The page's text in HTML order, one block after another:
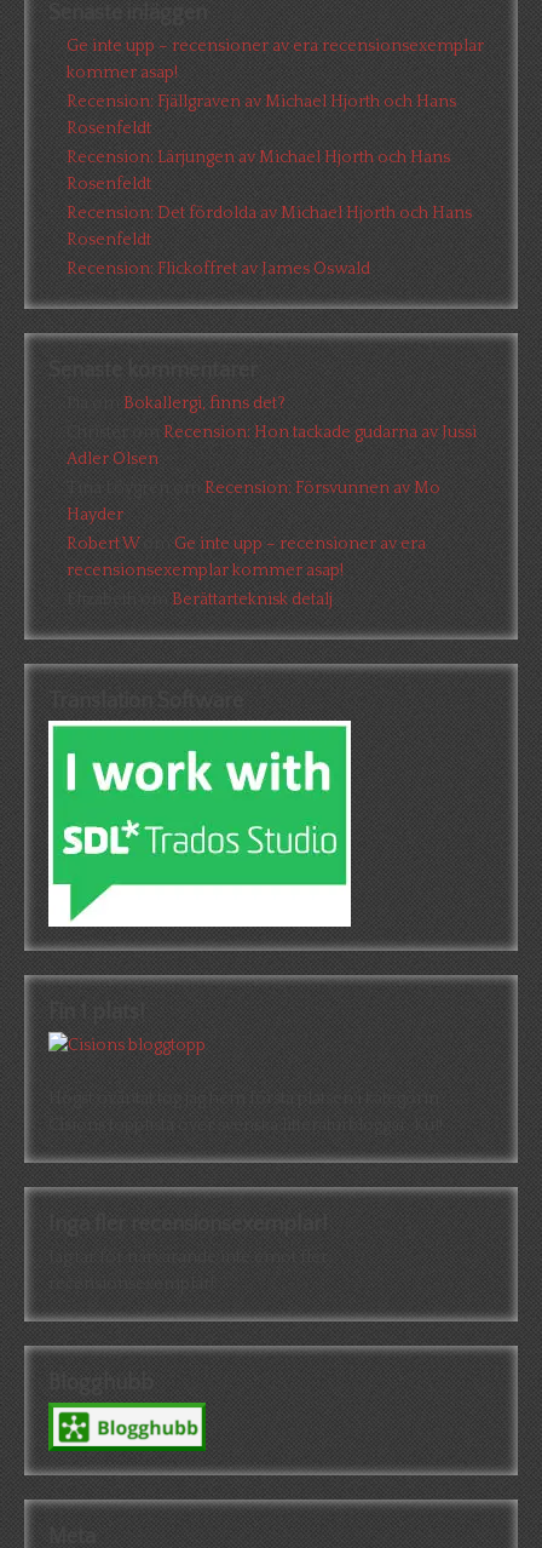
Senaste inläggen
Ge inte upp – recensioner av era recensionsexemplar
kommer asap!
Recension: Fjällgraven av Michael Hjorth och Hans
Rosenfeldt
Recension: Lärjungen av Michael Hjorth och Hans
Rosenfeldt
Recension: Det fördolda av Michael Hjorth och Hans
Rosenfeldt
Recension: Flickoffret av James Oswald
Senaste kommentarer
Bokallergi, finns det?
Christer
Recension: Hon tackade gudarna av Jussi
Adler Olsen
Recension: Försvunnen av Mo
Hayder
Robert Wom Ge inte upp – recensioner av era
recensionsexemplar kommer asap!
Berättarteknisk detalj
Translation Software
Högst oväntat tog jag hem första platsen i kategorin
Cisions topplista över svenska litteraturbloggar. Kul!
Inga fler recensionsexemplar!
Jag tar för närvarande inte emot fler
Blogghubb